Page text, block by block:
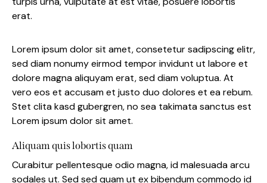
erat.
Lorem ipsum dolor sit amet, consetetur sadipscing elitr,
sed diam nonumy eirmod tempor invidunt ut labore et
dolore magna aliquyam erat, sed diam voluptua. At
vero eos et accusam et justo duo dolores et ea rebum.
Stet clita kasd gubergren, no sea takimata sanctus est
Lorem ipsum dolor sit amet.
Aliquam quis lobortis quam
Curabitur pellentesque odio magna, id malesuada arcu
sodales ut. Sed sed quam ut ex bibendum commodo id